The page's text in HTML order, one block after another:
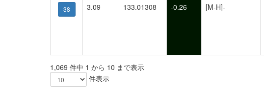
38 3.09 133.01308 -0.26 [M-H]-
1,069 件中 1 から 10 まで表示
件表示